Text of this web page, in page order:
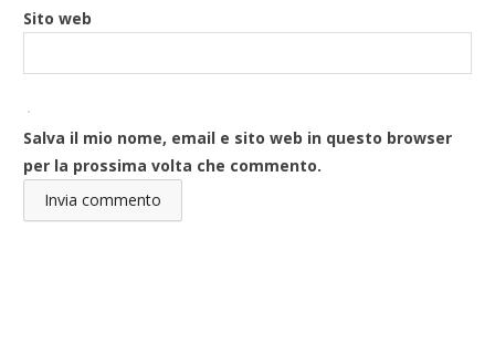
Sito web
Salva il mio nome, email e sito web in questo browser
per la prossima volta che commento.